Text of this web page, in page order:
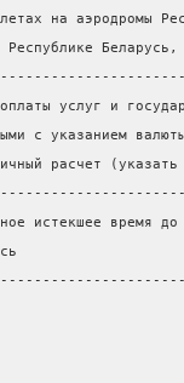
на аэродромы
оплаты услуг и
с
расчет
истекшее время